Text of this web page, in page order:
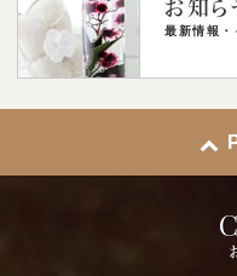
お知ら
最新情報・